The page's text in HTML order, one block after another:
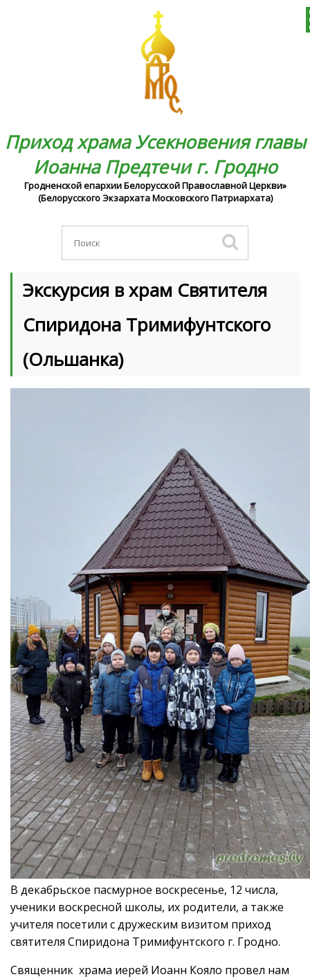
Приход храма Усекновения главы
Иоанна Предтечи г. Гродно
Гродненской епархии Белорусской Православной Церкви»
(Белорусского Экзархата Московского Патриархата)
Экскурсия в храм Святителя
Спиридона Тримифунтского
(Ольшанка)
В декабрьское пасмурное воскресенье, 12 числа,
ученики воскресной школы, их родители, а также
учителя посетили с дружеским визитом приход
святителя Спиридона Тримифунтского г. Гродно.
Священник храма иерей Иоанн Кояло провел нам